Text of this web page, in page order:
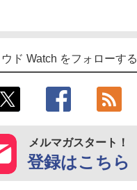
ド Watch をフォローする
メルマガスタート！
登録はこちら